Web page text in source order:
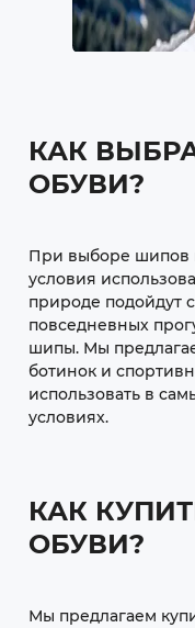
КАК
ОБУВИ?
При выборе шипов
условия
природе подойдут
повседневных
шипы. Мы
ботинок и
использовать в
условиях.
КАК
ОБУВИ?
Мы предлагаем